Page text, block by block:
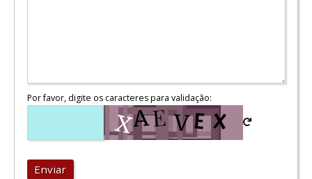
Por favor, digite os caracteres para validação:
Enviar